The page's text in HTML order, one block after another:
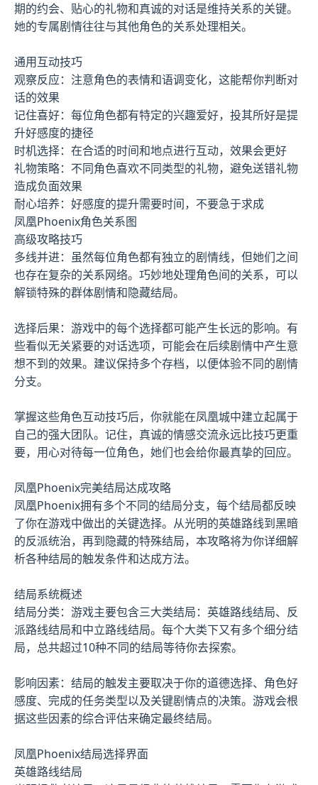
期的约会、贴心的礼物和真诚的对话是维持关系的关键。
她的专属剧情往往与其他角色的关系处理相关。
通用互动技巧
观察反应：注意角色的表情和语调变化，这能帮你判断对
话的效果
记住喜好：每位角色都有特定的兴趣爱好，投其所好是提
升好感度的捷径
时机选择：在合适的时间和地点进行互动，效果会更好
礼物策略：不同角色喜欢不同类型的礼物，避免送错礼物
造成负面效果
耐心培养：好感度的提升需要时间，不要急于求成
凤凰Phoenix角色关系图
高级攻略技巧
多线并进：虽然每位角色都有独立的剧情线，但她们之间
也存在复杂的关系网络。巧妙地处理角色间的关系，可以
解锁特殊的群体剧情和隐藏结局。
选择后果：游戏中的每个选择都可能产生长远的影响。有
些看似无关紧要的对话选项，可能会在后续剧情中产生意
想不到的效果。建议保持多个存档，以便体验不同的剧情
分支。
掌握这些角色互动技巧后，你就能在凤凰城中建立起属于
自己的强大团队。记住，真诚的情感交流永远比技巧更重
要，用心对待每一位角色，她们也会给你最真挚的回应。
凤凰Phoenix完美结局达成攻略
凤凰Phoenix拥有多个不同的结局分支，每个结局都反映
了你在游戏中做出的关键选择。从光明的英雄路线到黑暗
的反派统治，再到隐藏的特殊结局，本攻略将为你详细解
析各种结局的触发条件和达成方法。
结局系统概述
结局分类：游戏主要包含三大类结局：英雄路线结局、反
派路线结局和中立路线结局。每个大类下又有多个细分结
局，总共超过10种不同的结局等待你去探索。
影响因素：结局的触发主要取决于你的道德选择、角色好
感度、完成的任务类型以及关键剧情点的决策。游戏会根
据这些因素的综合评估来确定最终结局。
凤凰Phoenix结局选择界面
英雄路线结局